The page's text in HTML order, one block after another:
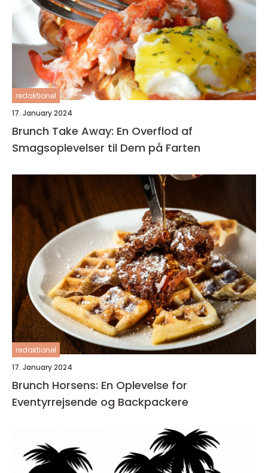
redaktionel
17. January 2024
Brunch Take Away: En Overflod af
Smagsoplevelser til Dem på Farten
redaktionel
17. January 2024
Brunch Horsens: En Oplevelse for
Eventyrrejsende og Backpackere